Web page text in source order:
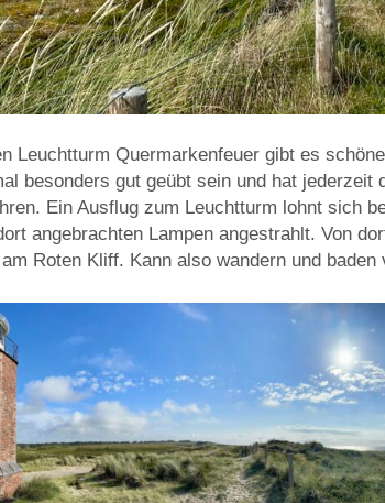
Leuchtturm Quermarkenfeuer gibt es
besonders gut geübt sein und hat
Ein Ausflug zum Leuchtturm lohnt sich
angebrachten Lampen angestrahlt. Von
Roten Kliff. Kann also wandern und baden